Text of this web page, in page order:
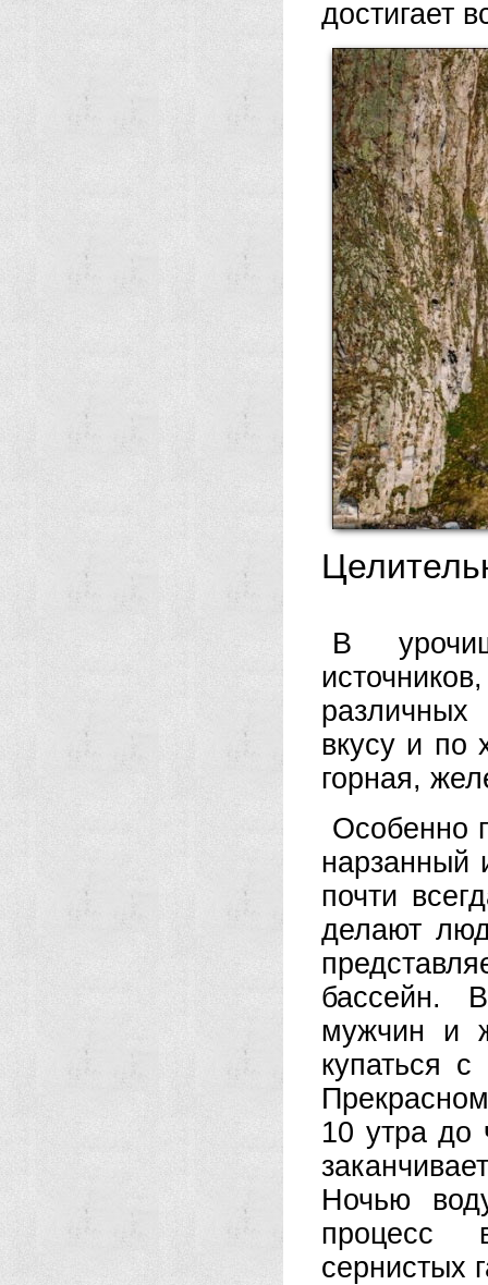
достигает
В
вкусу и по
горная,
Особенно
нарзанный
почти
делают
бассейн.
мужчин и
купаться
10 утра до
Ночью
процесс
сернистых